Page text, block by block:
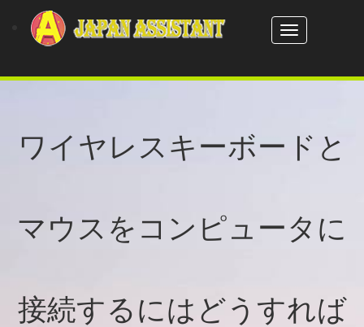
Toggle
navigation
ワイヤレスキーボードと
マウスをコンピュータに
接続するにはどうすれば